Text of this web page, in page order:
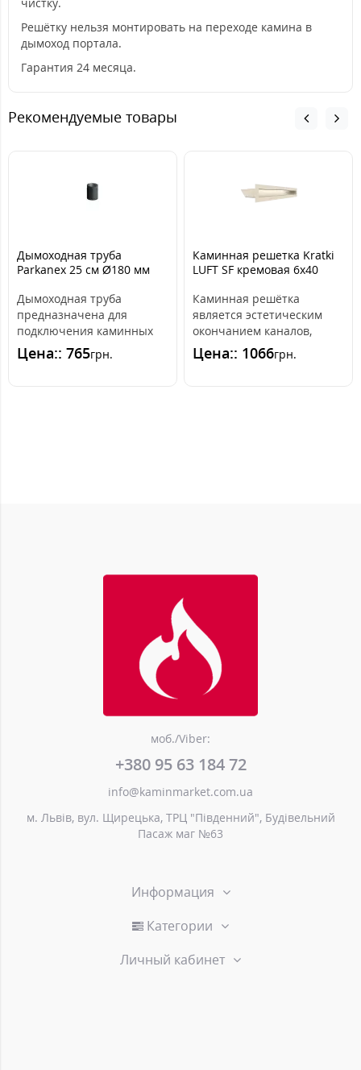
Решётку нельзя монтировать на переходе камина в
дымоход портала.
Гарантия 24 месяца.
Рекомендуемые товары
Дымоходная труба
Parkanex 25 см Ø180 мм
Дымоходная труба
предназначена для
подключения каминных
топок и печей к дымоходу.
Изготовлена ??из к..
Цена:: 765грн.
Каминная решетка Kratki
LUFT SF кремовая 6x40
Каминная решётка
является эстетическим
окончанием каналов,
распределяющих горячий
воздух из камина. ..
Цена:: 1066грн.
моб./Viber:
+380 95 63 184 72
info@kaminmarket.com.ua
м. Львів, вул. Щирецька, ТРЦ "Південний", Будівельний
Пасаж маг №63
Информация
Категории
Личный кабинет